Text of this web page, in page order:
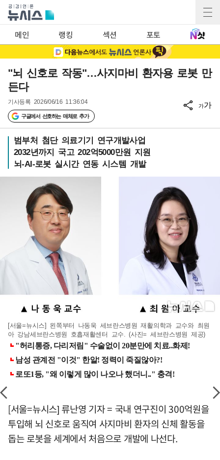
메인 랭킹 섹션 포토
"뇌 신호로 작동"…사지마비 환자용 로봇 만
든다
기사등록 2026/06/16 11:36:04
구글에서 선호하는 매체로 추가
가가
범부처 첨단 의료기기 연구개발사업
2032년까지 국고 202억5000만원 지원
뇌-AI-로봇 실시간 연동 시스템 개발
[서울=뉴시스] 왼쪽부터 나동욱 세브란스병원 재활의학과 교수와 최원
아 강남세브란스병원 호흡재활센터 교수. (사진= 세브란스병원 제공)
[서울=뉴시스] 류난영 기자 = 국내 연구진이 300억원을
투입해 뇌 신호로 움직여 사지마비 환자의 신체 활동을
돕는 로봇을 세계에서 처음으로 개발에 나선다.